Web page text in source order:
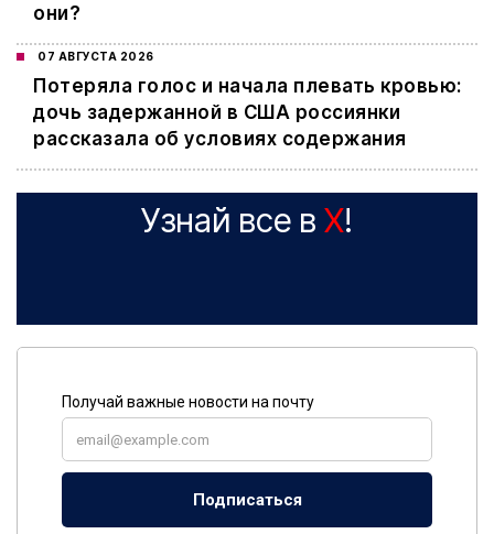
они?
07 АВГУСТА 2026
Потеряла голос и начала плевать кровью:
дочь задержанной в США россиянки
рассказала об условиях содержания
Узнай все в X!